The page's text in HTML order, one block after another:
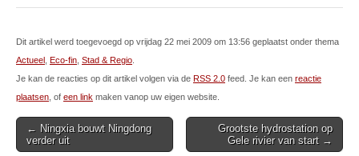
Dit artikel werd toegevoegd op vrijdag 22 mei 2009 om 13:56 geplaatst onder thema
Actueel Eco-fin Stad & Regio
Je kan de reacties op dit artikel volgen via de RSS 2.0 feed. Je kan een reactie
plaatsen , of een link maken vanop uw eigen website.
Post
navigation
← Ningxia bouwt Ningdong
verder uit
Grootste hydrostation op
Gele rivier van start →